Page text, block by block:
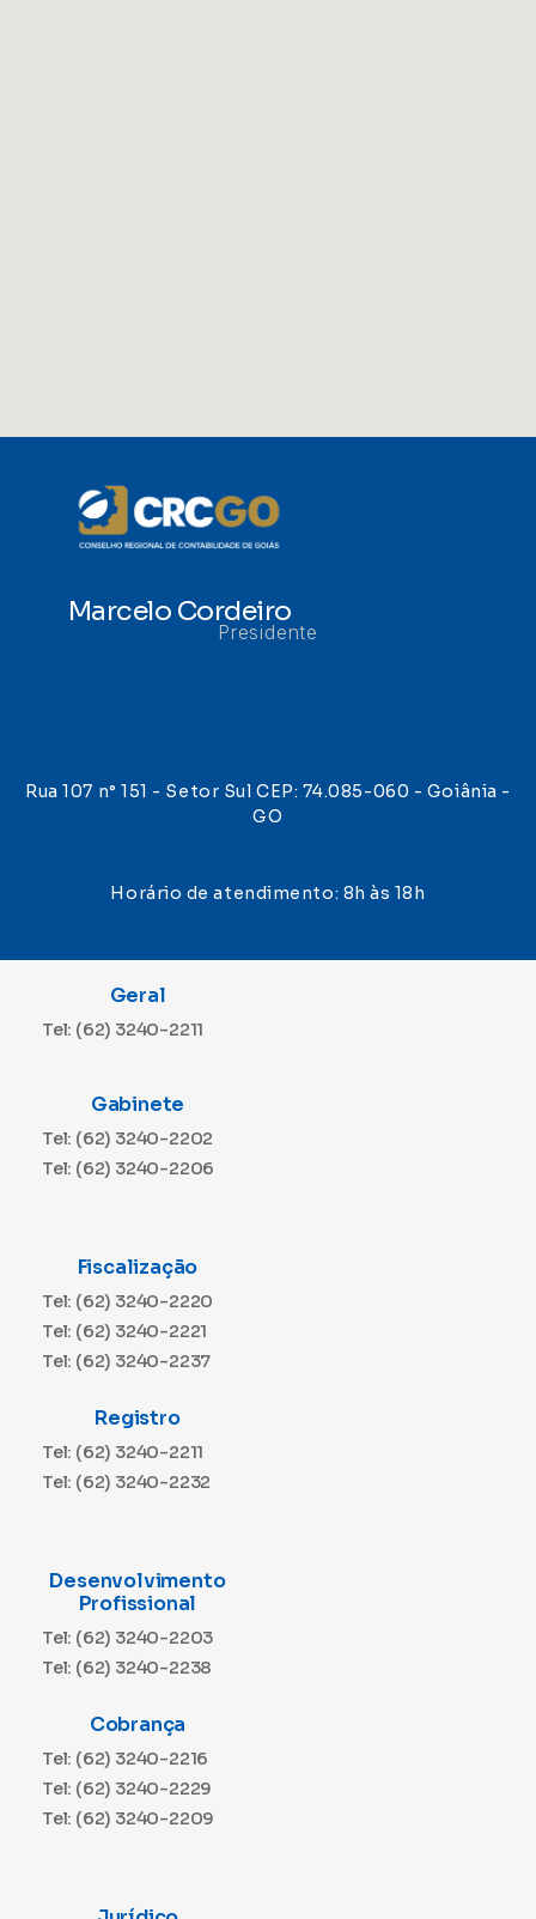
Marcelo Cordeiro
Presidente
Rua 107 n° 151 - Setor Sul CEP: 74.085-060 - Goiânia -
GO
Horário de atendimento: 8h às 18h
Geral
Tel: (62) 3240-2211
Gabinete
Tel: (62) 3240-2202
Tel: (62) 3240-2206
Fiscalização
Tel: (62) 3240-2220
Tel: (62) 3240-2221
Tel: (62) 3240-2237
Registro
Tel: (62) 3240-2211
Tel: (62) 3240-2232
Desenvolvimento
Profissional
Tel: (62) 3240-2203
Tel: (62) 3240-2238
Cobrança
Tel: (62) 3240-2216
Tel: (62) 3240-2229
Tel: (62) 3240-2209